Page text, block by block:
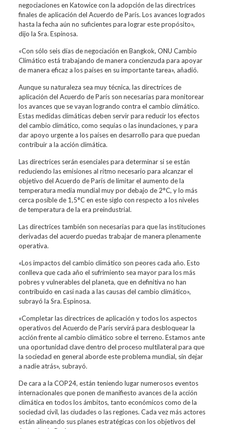
negociaciones en Katowice con la adopción de las directrices
finales de aplicación del Acuerdo de París. Los avances logrados
hasta la fecha aún no suficientes para lograr este propósito»,
dijo la Sra. Espinosa.
«Con sólo seis días de negociación en Bangkok, ONU Cambio
Climático está trabajando de manera concienzuda para apoyar
de manera eficaz a los países en su importante tarea», añadió.
Aunque su naturaleza sea muy técnica, las directrices de
aplicación del Acuerdo de París son necesarias para monitorear
los avances que se vayan logrando contra el cambio climático.
Estas medidas climáticas deben servir para reducir los efectos
del cambio climático, como sequías o las inundaciones, y para
dar apoyo urgente a los países en desarrollo para que puedan
contribuir a la acción climática.
Las directrices serán esenciales para determinar si se están
reduciendo las emisiones al ritmo necesario para alcanzar el
objetivo del Acuerdo de París de limitar el aumento de la
temperatura media mundial muy por debajo de 2°C, y lo más
cerca posible de 1,5°C en este siglo con respecto a los niveles
de temperatura de la era preindustrial.
Las directrices también son necesarias para que las instituciones
derivadas del acuerdo puedas trabajar de manera plenamente
operativa.
«Los impactos del cambio climático son peores cada año. Esto
conlleva que cada año el sufrimiento sea mayor para los más
pobres y vulnerables del planeta, que en definitiva no han
contribuido en casi nada a las causas del cambio climático»,
subrayó la Sra. Espinosa.
«Completar las directrices de aplicación y todos los aspectos
operativos del Acuerdo de París servirá para desbloquear la
acción frente al cambio climático sobre el terreno. Estamos ante
una oportunidad clave dentro del proceso multilateral para que
la sociedad en general aborde este problema mundial, sin dejar
a nadie atrás», subrayó.
De cara a la COP24, están teniendo lugar numerosos eventos
internacionales que ponen de manifiesto avances de la acción
climática en todos los ámbitos, tanto económicos como de la
sociedad civil, las ciudades o las regiones. Cada vez más actores
están alineando sus planes estratégicas con los objetivos del